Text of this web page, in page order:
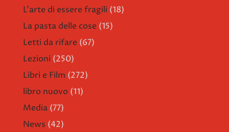
L'arte di essere fragili (18)
La pasta delle cose (15)
Letti da rifare (67)
Lezioni (250)
Libri e Film (272)
libro nuovo (11)
Media (77)
News (42)